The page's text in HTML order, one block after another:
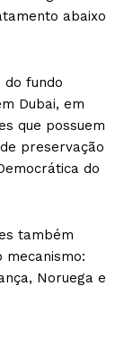
abaixo
fundo
Dubai, em
que possuem
preservação
do
também
mecanismo:
Noruega e